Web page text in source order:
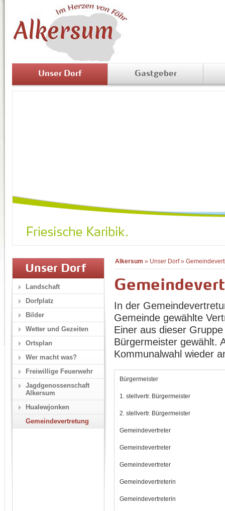
Unser Dorf Gastgeber
Alkersum » Unser Dorf»
In der
Gemeinde gewählte
Einer aus dieser
Bürgermeister gewählt.
Kommunalwahl wieder
Bürgermeister
1. stellvertr. Bürgermeister
2. stellvertr. Bürgermeister
Gemeindevertreter
Gemeindevertreter
Gemeindevertreter
Gemeindevertreterin
Gemeindevertreterin
Unser Dorf
Landschaft
Dorfplatz
Bilder
Wetter und Gezeiten
Ortsplan
Wer macht was?
Freiwillige Feuerwehr
Jagdgenossenschaft
Alkersum
Hualewjonken
Gemeindevertretung